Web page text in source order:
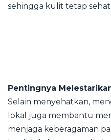
sehingga kulit tetap sehat
Pentingnya
Selain menyehatkan,
lokal juga membantu
menjaga keberagaman